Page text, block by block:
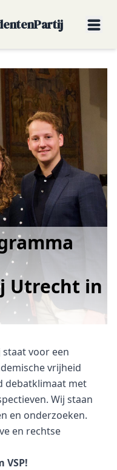
Utrecht in
voor een
vrijheid
debatklimaat met
Wij staan
en onderzoeken.
en rechtse
VSP!